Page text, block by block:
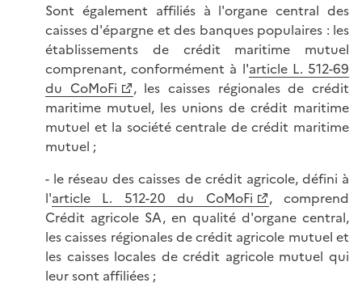
Sont également affiliés à l'organe central des
caisses d'épargne et des banques populaires : les
établissements de crédit maritime mutuel
comprenant, conformément à l'article L. 512-69
du CoMoFi
, les caisses régionales de crédit
maritime mutuel, les unions de crédit maritime
mutuel et la société centrale de crédit maritime
mutuel ;
- le réseau des caisses de crédit agricole, défini à
l'article L. 512-20 du CoMoFi
, comprend
Crédit agricole SA, en qualité d'organe central,
les caisses régionales de crédit agricole mutuel et
les caisses locales de crédit agricole mutuel qui
leur sont affiliées ;